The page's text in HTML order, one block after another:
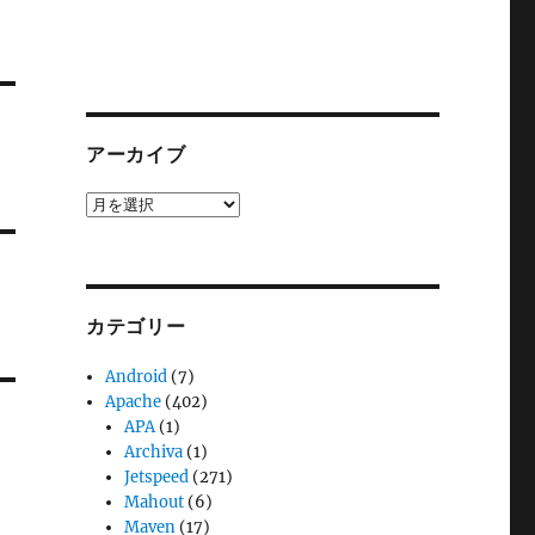
アーカイブ
ア
カテゴリー
Android (7)
Apache (402)
APA(1)
Archiva (1)
Jetspeed (271)
Mahout (6)
Maven (17)